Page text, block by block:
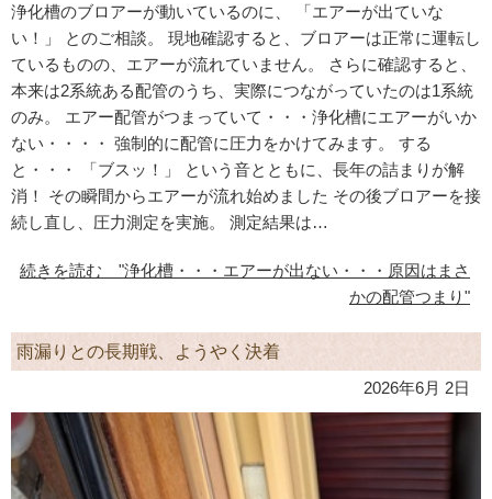
浄化槽のブロアーが動いているのに、 「エアーが出ていな
い！」 とのご相談。 現地確認すると、ブロアーは正常に運転し
ているものの、エアーが流れていません。 さらに確認すると、
本来は2系統ある配管のうち、実際につながっていたのは1系統
のみ。 エアー配管がつまっていて・・・浄化槽にエアーがいか
ない・・・・ 強制的に配管に圧力をかけてみます。 する
と・・・ 「ブスッ！」 という音とともに、長年の詰まりが解
消！ その瞬間からエアーが流れ始めました その後ブロアーを接
続し直し、圧力測定を実施。 測定結果は…
続きを読む "浄化槽・・・エアーが出ない・・・原因はまさ
かの配管つまり"
雨漏りとの長期戦、ようやく決着
2026年6月 2日